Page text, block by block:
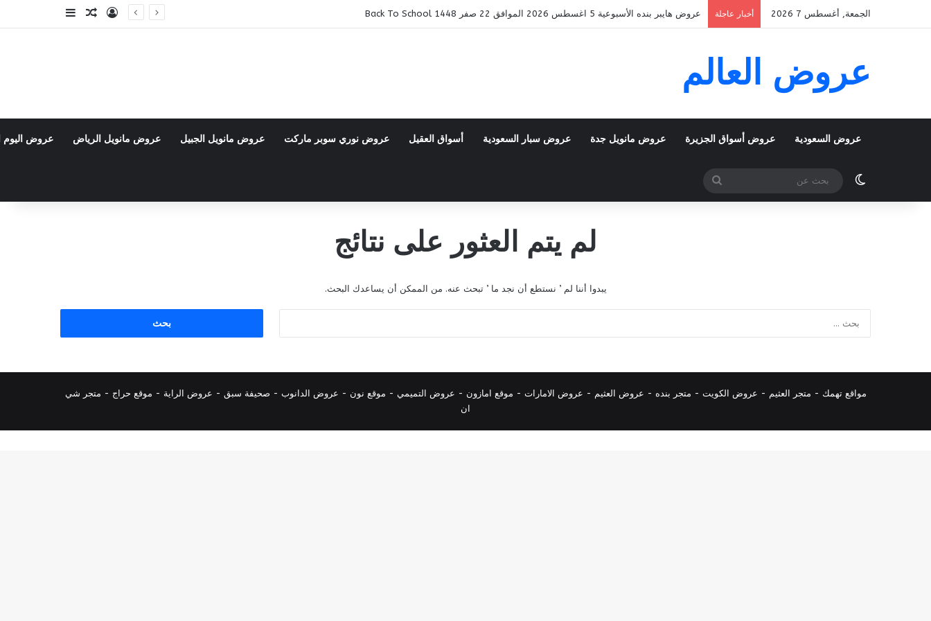
الجمعة, أغسطس 7 2026 أخبار عاجلة عروض هايبر بنده الأسبوعية 5 اغسطس 2026 الموافق 22 صفر 1448 Back To School تسجيل الدخول
مقال عشوائي
إضافة عمود
عروض العالم
عروض السعودية عروض أسواق الجزيرة عروض مانويل جدة عروض سبار السعودية أسواق العقيل عروض نوري سوبر ماركت عروض مانويل الجبيل عروض مانويل الرياض عروض اليوم
الوضع المظلم
بحث
عن
لم يتم العثور على نتائج
يبدوا أننا لم ’ نستطع أن نجد ما ’ تبحث عنه. من الممكن أن يساعدك البحث.
مواقع تهمك - متجر العثيم - عروض الكويت - متجر بنده - عروض العثيم - عروض الامارات - موقع امازون - عروض التميمي - موقع نون - عروض الدانوب - صحيفة سبق - عروض الراية - موقع حراج - متجر شي
ان